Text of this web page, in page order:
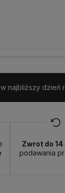
najbliższy dzień
Zwrot do 14
podawania